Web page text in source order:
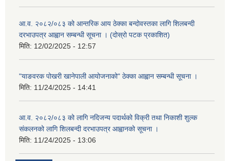
आ.व. २०८२/०८३ को आन्तरिक आय ठेक्का बन्दोवस्तका लागि शिलबन्दी
दरभाउपत्र आह्वान सम्बन्धी सूचना । (दोस्रो पटक प्रकाशित)
मिति: 12/02/2025 - 12:57
"याङवरक पोखरी खानेपाली आयोजनाको" ठेक्का आह्वान सम्बन्धी सूचना ।
मिति: 11/24/2025 - 14:41
आ.व. २०८२/०८३ को लागि नदिजन्य पदार्थको विक्री तथा निकाशी शुल्क
संकलनको लागि शिलबन्दी दरभाउपत्र आह्वानको सूचना ।
मिति: 11/24/2025 - 13:06